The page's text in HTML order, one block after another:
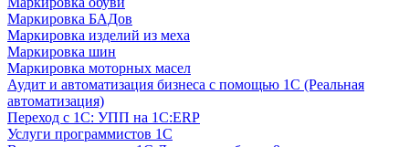
Маркировка БАДов
Маркировка изделий из меха
Маркировка шин
Маркировка моторных масел
Аудит и автоматизация бизнеса с помощью 1С (Реальная
автоматизация)
Переход с 1С: УПП на 1С:ERP
Услуги программистов 1С